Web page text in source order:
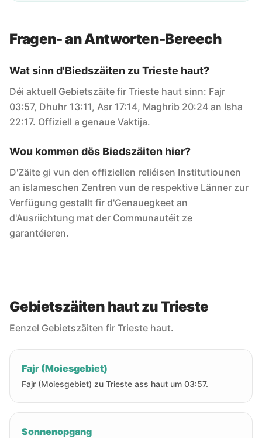
Fragen- an Antworten-Bereech
Wat sinn d'Biedszäiten zu Trieste haut?
Déi aktuell Gebietszäite fir Trieste haut sinn: Fajr
03:57, Dhuhr 13:11, Asr 17:14, Maghrib 20:24 an Isha
22:17. Offiziell a genaue Vaktija.
Wou kommen dës Biedszäiten hier?
D'Zäite gi vun den offiziellen reliéisen Institutiounen
an islameschen Zentren vun de respektive Länner zur
Verfügung gestallt fir d'Genauegkeet an
d'Ausriichtung mat der Communautéit ze
garantéieren.
Gebietszäiten haut zu Trieste
Eenzel Gebietszäiten fir Trieste haut.
Fajr (Moiesgebiet)
Fajr (Moiesgebiet) zu Trieste ass haut um 03:57.
Sonnenopgang